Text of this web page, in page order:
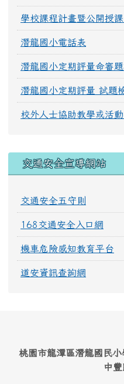
學校課程計畫暨公開授
潛龍國小電話表
潛龍國小定期評量命審
潛龍國小定期評量 試題
校外人士協助教學或活
交通安全宣導網站
交通安全五守則
168交通安全入口網
機車危險感知教育平台
道安資訊查詢網
桃園市龍潭區潛龍國民
中